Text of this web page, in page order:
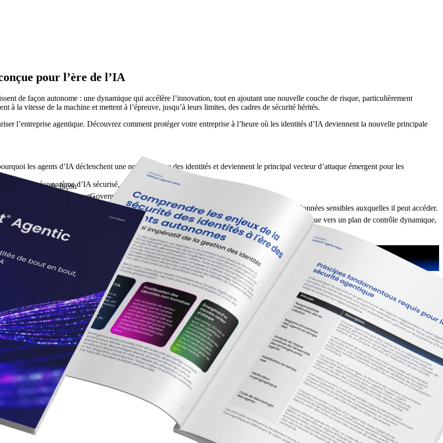
pour l’ère de l’IA
de façon autonome : une dynamique qui accélère l’innovation, tout en ajoutant une nouvelle couche de risque, particulièrement
à la vitesse de la machine et mettent à l’épreuve, jusqu’à leurs limites, des cadres de sécurité hérités.
l’entreprise agentique. Découvrez comment protéger votre entreprise à l’heure où les identités d’IA deviennent la nouvelle principale
les agents d’IA déclenchent une nouvelle crise des identités et deviennent le principal vecteur d’attaque émergent pour les
bâtir un écosystème d’IA sécurisé, conforme et digne de confiance.
& Visibility, Real-time Governance & Audit, et Proactive Protection & Response.
à cartographier la chaîne complète, d’un propriétaire humain à un agent d’IA, ainsi que les données sensibles auxquelles il peut accéder.
comment sécuriser l’innovation en faisant évoluer la sécurité des identités d’un contrôle statique vers un plan de contrôle dynamique,
et agissent de façon
ajoutant une nouvelle couche
puissantes et à privilèges,
leurs limites, des cadres de